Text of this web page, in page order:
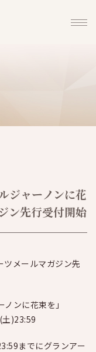
ジャーノンに花
ン先行受付開始
ツメールマガジン先
ンに花束を」
土)23:59
までにグランアー